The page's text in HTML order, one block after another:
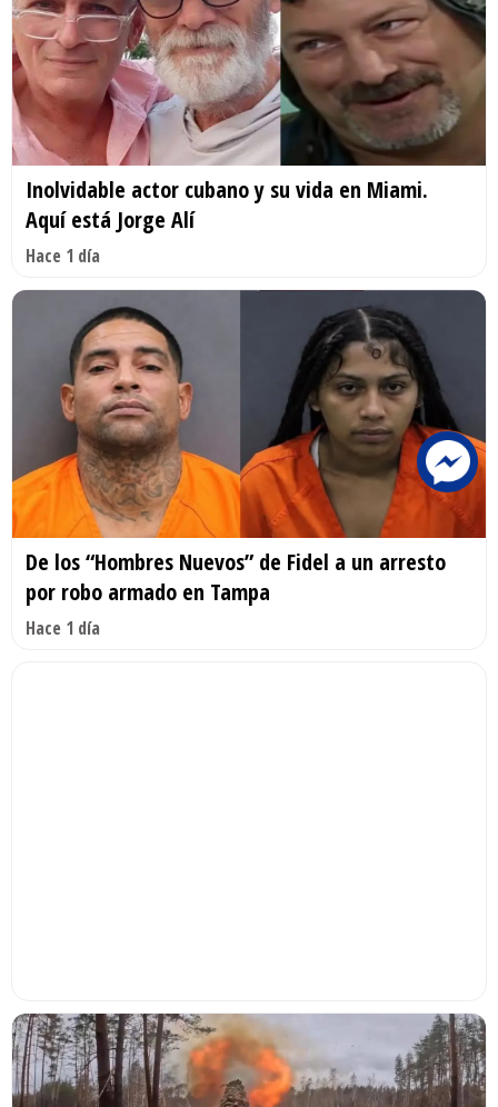
Inolvidable actor cubano y su vida en Miami.
Aquí está Jorge Alí
Hace 1 día
De los “Hombres Nuevos” de Fidel a un arresto
por robo armado en Tampa
Hace 1 día